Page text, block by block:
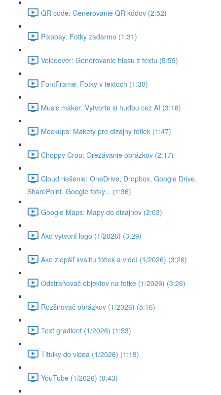
QR code: Generovanie QR kódov (2:52)
Pixabay: Fotky zadarmo (1:31)
Voiceover: Generovanie hlasu z textu (5:59)
FontFrame: Fotky v textoch (1:30)
Music maker: Vytvorte si hudbu cez AI (3:18)
Mockups: Makety pre dizajny fotiek (1:47)
Choppy Crop: Orezávanie obrázkov (2:17)
Cloud riešenie: OneDrive, Dropbox, Google Drive,
SharePoint, Google fotky... (1:36)
Google Maps: Mapy do dizajnov (2:03)
Ako vytvoriť logo (1/2026) (3:29)
Ako zlepšiť kvalitu fotiek a videí (1/2026) (3:26)
Odstraňovač objektov na fotke (1/2026) (3:26)
Rozširovač obrázkov (1/2026) (5:16)
Text gradient (1/2026) (1:53)
Titulky do videa (1/2026) (1:19)
YouTube (1/2026) (0:43)